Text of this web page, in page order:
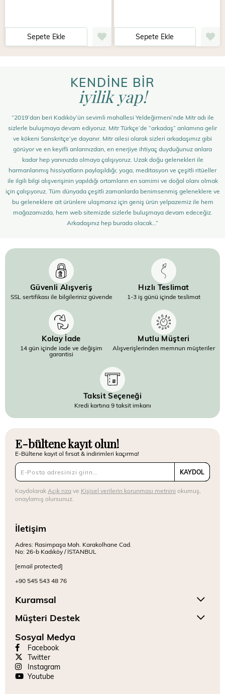
Sepete Ekle Sepete Ekle
KENDİNE BİR
iyilik yap!
“2019’dan beri Kadıköy’ün sevimli mahallesi Yeldeğirmeni’nde Mitr adı ile
sizlerle buluşmaya devam ediyoruz. Mitr Türkçe’de “arkadaş” anlamına gelir
ve kökeni Sanskritçe’ye dayanır. Mitr ailesi olarak sizleri arkadaşımız gibi
görüyor ve en keyifli anlarınızdan, en enerjiye ihtiyaç duyduğunuz anlara
kadar hep yanınızda olmaya çalışıyoruz. Uzak doğu gelenekleri ile
harmanlanmış hissiyatların paylaşıldığı; yoga, meditasyon ve çeşitli ritüeller
ile ilgili bilgi alışverişinin yapıldığı ortamların en samimi ve doğal olanı olmak
için çalışıyoruz. Tüm dünyada çeşitli zamanlarda benimsenmiş geleneklere ve
bu geleneklere ait ürünlere ulaşmanız için geniş ürün yelpazemiz ile hem
mağazamızda, hem web sitemizde sizlerle buluşmaya devam edeceğiz.
Arkadaşınız hep burada olacak…”
Güvenli Alışveriş
SSL sertifikası ile bilgileriniz güvende
Hızlı Teslimat
1-3 iş günü içinde teslimat
Kolay İade
14 gün içinde iade ve değişim
garantisi
Mutlu Müşteri
Alışverişlerinden memnun müşteriler
Taksit Seçeneği
Kredi kartına 9 taksit imkanı
E-bültene kayıt olun!
E-Bültene kayıt ol fırsat & indirimleri kaçırma!
KAYDOL
Kaydolarak Açık rızave Kişisel verilerin korunması metnini okumuş,
onaylamış olursunuz.
İletişim
Adres: Rasimpaşa Mah. Karakolhane Cad.
No: 26-b Kadıköy / İSTANBUL
[email protected]
+90 545 543 48 76
Kuramsal
Müşteri Destek
Sosyal Medya
Facebook
Twitter
Instagram
Youtube